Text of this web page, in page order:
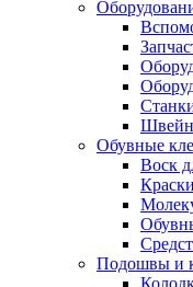
Обувные
Воск
Подошвы и